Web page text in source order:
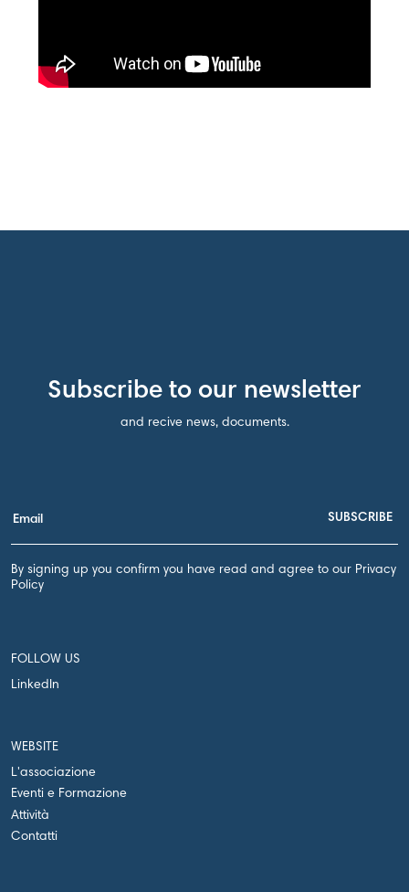
Subscribe to our newsletter
and recive news, documents.
By signing up you confirm you have read and agree to our Privacy
Policy
FOLLOW US
LinkedIn
WEBSITE
L'associazione
Eventi e Formazione
Attività
Contatti